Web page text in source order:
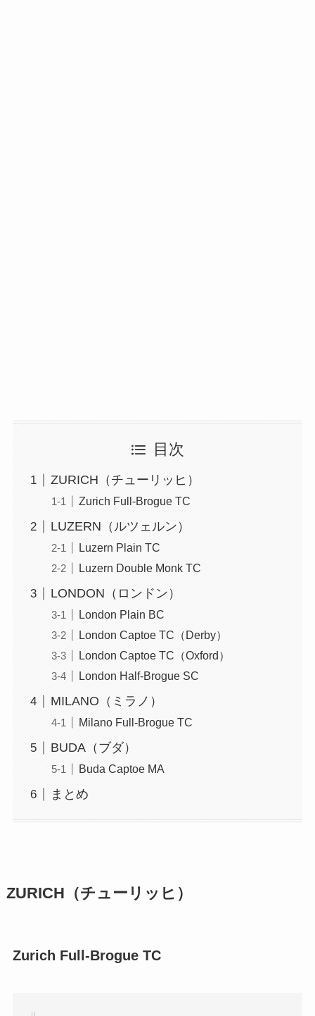
目次
ZURICH（チューリッヒ）
Zurich Full-Brogue TC
LUZERN（ルツェルン）
Luzern Plain TC
Luzern Double Monk TC
LONDON（ロンドン）
London Plain BC
London Captoe TC（Derby）
London Captoe TC（Oxford）
London Half-Brogue SC
MILANO（ミラノ）
Milano Full-Brogue TC
BUDA（ブダ）
Buda Captoe MA
まとめ
ZURICH（チューリッヒ）
Zurich Full-Brogue TC